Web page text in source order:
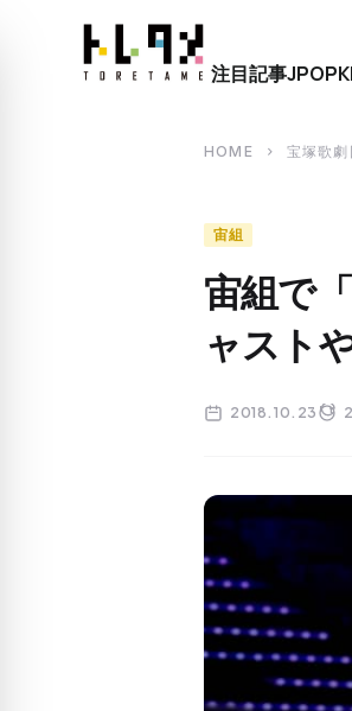
注目記事JPOP
HOME chevron_right 宝塚歌劇
宙組
宙組で
ャスト
2018.10.23